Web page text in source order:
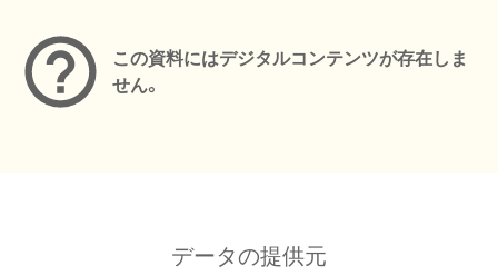
この資料にはデジタルコンテンツが存在しま
せん。
データの提供元